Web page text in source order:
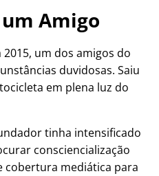
Amigo
um dos amigos do
duvidosas. Saiu
em plena luz do
tinha intensificado
consciencialização
cobertura mediática para